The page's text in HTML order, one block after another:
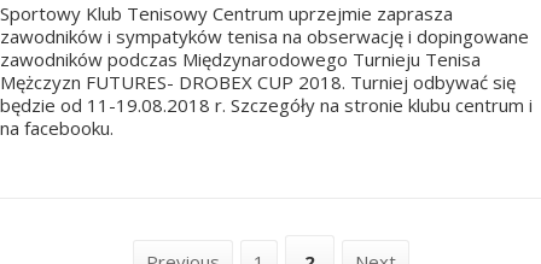
Sportowy Klub Tenisowy Centrum uprzejmie zaprasza
zawodników i sympatyków tenisa na obserwację i dopingowane
zawodników podczas Międzynarodowego Turnieju Tenisa
Mężczyzn FUTURES- DROBEX CUP 2018. Turniej odbywać się
będzie od 11-19.08.2018 r. Szczegóły na stronie klubu centrum i
na facebooku.